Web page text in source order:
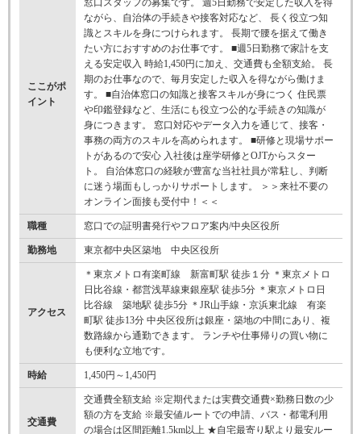
ここがポ
イント
窓口スタッフの募集です。 週5日勤務で安定した収入を得
ながら、自治体の手続きや接客対応など、 長く役立つ知
識とスキルを身につけられます。 長期で腰を据えて働き
たい方におすすめのお仕事です。 ■週5日勤務で家計を支
える安定収入 時給1,450円に加え、交通費も全額支給。 長
期のお仕事なので、毎月安定した収入を得ながら働けま
す。 ■自治体窓口の知識と接客スキルが身につく 住民票
や印鑑登録など、生活にも役立つ公的な手続きの知識が
身につきます。 窓口対応やデータ入力を通じて、接客・
事務の両方のスキルを高められます。 ■研修と現場サポー
トがあるので安心 入社後は座学研修とOJTからスター
ト。 自治体窓口の経験が豊富な当社社員が常駐し、判断
に迷う場面もしっかりサポートします。 ＞＞来社不要の
オンライン面接も受付中！＜＜
職種 窓口での証明書発行やフロア案内/中央区役所
勤務地 東京都中央区築地 中央区役所
アクセス
＊東京メトロ有楽町線 新富町駅 徒歩１分 ＊東京メトロ
日比谷線・都営浅草線東銀座駅 徒歩5分 ＊東京メトロ日
比谷線 築地駅 徒歩5分 ＊JR山手線・京浜東北線 有楽
町駅 徒歩13分 中央区役所は銀座・築地の中間にあり、複
数路線から通勤できます。 ランチや仕事帰りの買い物に
も便利な立地です。
時給 1,450円～1,450円
交通費
交通費全額支給 ※定期代または実費交通費×勤務日数の少
額の方を支給 ※最安値ルートでの申請、バス・都電利用
の場合は区間距離1.5km以上 ★自宅最寄り駅より最安ルー